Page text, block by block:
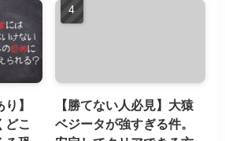
】
どこ
【勝てない人必見】大猿
ベジータが強すぎる件。